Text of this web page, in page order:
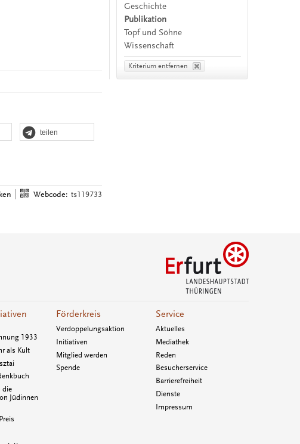
teilen
Webcode: ts119733
Geschichte
Publikation
Topf und Söhne
Wissenschaft
Kriterium entfernen
1933
als Kult
die
Jüdinnen
Förderkreis
Verdoppelungsaktion
Initiativen
Mitglied werden
Spende
Service
Aktuelles
Mediathek
Reden
Besucherservice
Barrierefreiheit
Dienste
Impressum